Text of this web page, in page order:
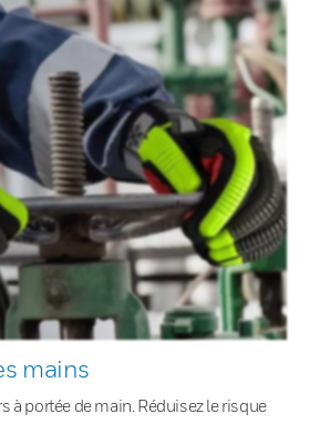
mains
à portée de main. Réduisez le risque